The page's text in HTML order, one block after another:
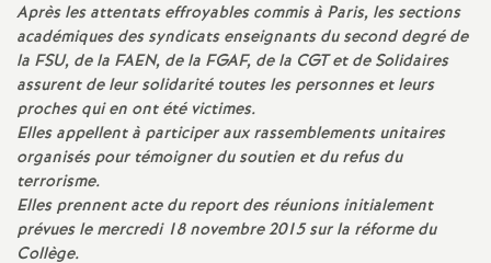
i
o
n
a
Après les attentats effroyables commis à Paris, les sections
académiques des syndicats enseignants du second degré de
la FSU, de la FAEN, de la FGAF, de la CGT et de Solidaires
assurent de leur solidarité toutes les personnes et leurs
proches qui en ont été victimes.
Elles appellent à participer aux rassemblements unitaires
organisés pour témoigner du soutien et du refus du
terrorisme.
Elles prennent acte du report des réunions initialement
prévues le mercredi 18 novembre 2015 sur la réforme du
Collège.